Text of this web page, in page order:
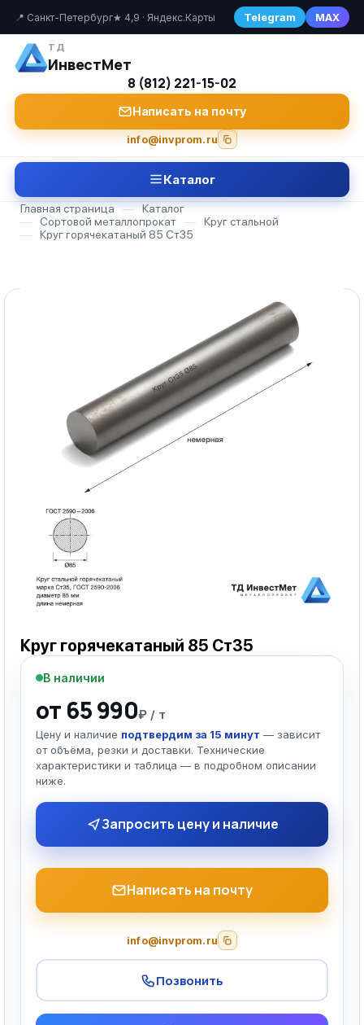
📍 Санкт-Петербург★ 4,9 · Яндекс.Карты Telegram MAX
ТД
ИнвестМет
8 (812) 221-15-02
Написать на почту
info@invprom.ru
Каталог
Главная страница —
Каталог
—
Сортовой металлопрокат —
Круг стальной
—
Круг горячекатаный 85 Ст35
Круг горячекатаный 85 Ст35
В наличии
от 65 990₽ / т
Цену и наличие подтвердим за 15 минут — зависит
от объёма, резки и доставки. Технические
характеристики и таблица — в подробном описании
ниже.
Запросить цену и наличие
Написать на почту
info@invprom.ru
Позвонить